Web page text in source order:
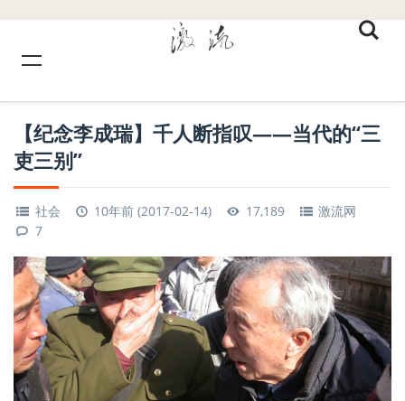
【纪念李成瑞】千人断指叹——当代的“三
吏三别”
社会 10年前 (2017-02-14) 17,189
激流网
7